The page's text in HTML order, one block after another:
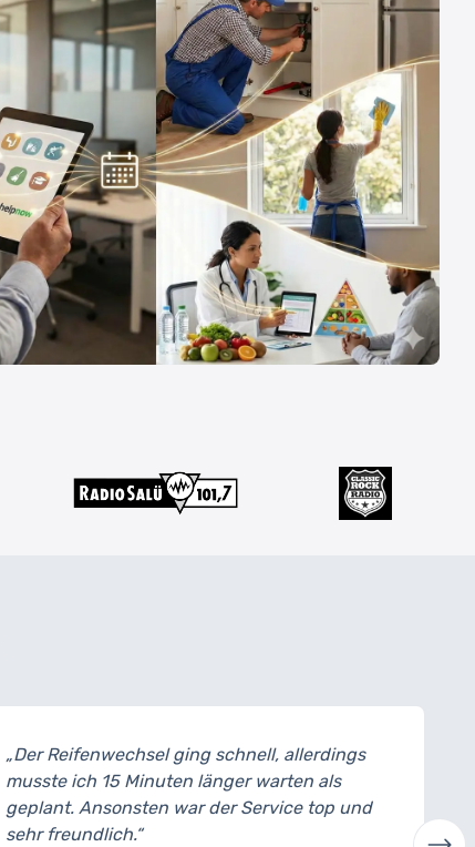
„Der Reifenwechsel ging schnell, allerdings
musste ich 15 Minuten länger warten als
geplant. Ansonsten war der Service top und
sehr freundlich.“